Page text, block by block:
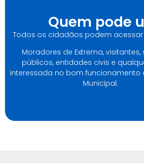
Quem pode
Todos os cidadãos podem acessar
Moradores de Extrema, visitantes,
públicos, entidades civis e
interessada no bom funcionamento
Municipal.